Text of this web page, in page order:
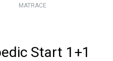
MATRACE
Start 1+1